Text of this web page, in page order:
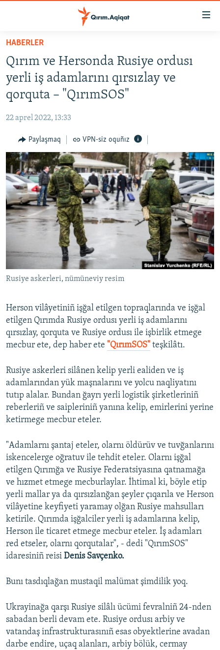
Esas
qaytmaq
Baş
navigatsiyağa
qaytmaq
Qıdıruvğa
qaytmaq
SİYASET
İQTİSADİYAT
MEDENİYET
İNSAN AQLARI
VİDEO
SÜRET
BLOGLAR
FİKİR
Українською
QOŞULIÑIZ!
RFE/RS bütün saytları
HABERLER
Qırım ve Hersonda Rusiye ordusı
yerli iş adamlarını qırsızlay ve
qorquta – "QırımSOS"
22 aprel 2022, 13:33
Paylaşmaq VPN-siz oquñız
Rusiye askerleri, nümüneviy resim
Herson vilâyetiniñ işğal etilgen topraqlarında ve işğal
etilgen Qırımda Rusiye ordusı yerli iş adamlarını
qırsızlay, qorquta ve Rusiye ordusı ile işbirlik etmege
mecbur ete, dep haber ete "QırımSOS" teşkilâtı.
Rusiye askerleri silânen kelip yerli ealiden ve iş
adamlarından yük maşnalarını ve yolcu naqliyatını
tutıp alalar. Bundan ğayrı yerli logistik şirketleriniñ
reberleriñ ve saipleriniñ yanına kelip, emirlerini yerine
ketirmege mecbur eteler.
"Adamlarnı şantaj eteler, olarnı öldürüv ve tuvğanlarını
iskencelerge oğratuv ile tehdit eteler. Olarnı işğal
etilgen Qırımğa ve Rusiye Federatsiyasına qatnamağa
ve hızmet etmege mecburlaylar. İhtimal ki, böyle etip
yerli mallar ya da qırsızlanğan şeyler çıqarıla ve Herson
vilâyetine keyfiyeti yaramay olğan Rusiye mahsulları
ketirile. Qırımda işğalciler yerli iş adamlarına kelip,
Herson ile ticaret etmege mecbur eteler. İş adamları
red etseler, olarnı qorqutalar", - dedi "QırımSOS"
idaresiniñ reisi Denis Savçenko.
Bunı tasdıqlağan mustaqil malümat şimdilik yoq.
Ukrayinağa qarşı Rusiye silâlı ücümi fevralniñ 24-nden
sabadan berli devam ete. Rusiye ordusı arbiy ve
vatandaş infrastrukturasınıñ esas obyektlerine avadan
darbe endire, uçaq alanları, arbiy bölük, cermay